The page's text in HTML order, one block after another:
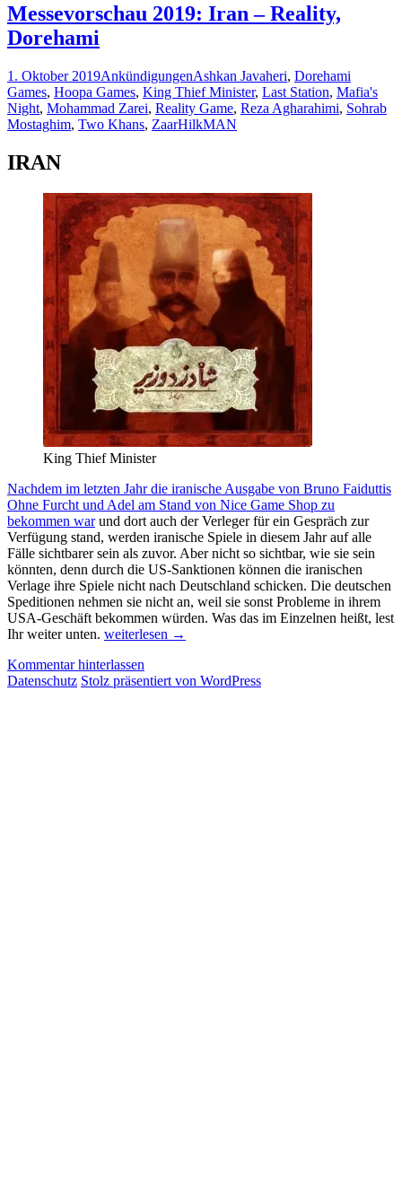
Farbood
Engareh/Reality
Game
Messevorschau 2019: Iran – Reality,
Dorehami
1. Oktober 2019AnkündigungenAshkan Javaheri, Dorehami
Games, Hoopa Games, King Thief Minister, Last Station, Mafia's
Night, Mohammad Zarei, Reality Game, Reza Agharahimi, Sohrab
Mostaghim, Two Khans, ZaarHilkMAN
IRAN
King Thief Minister
Nachdem im letzten Jahr die iranische Ausgabe von Bruno Faiduttis
Ohne Furcht und Adel am Stand von Nice Game Shop zu
bekommen warund dort auch der Verleger für ein Gespräch zur
Verfügung stand, werden iranische Spiele in diesem Jahr auf alle
Fälle sichtbarer sein als zuvor. Aber nicht so sichtbar, wie sie sein
könnten, denn durch die US-Sanktionen können die iranischen
Verlage ihre Spiele nicht nach Deutschland schicken. Die deutschen
Speditionen nehmen sie nicht an, weil sie sonst Probleme in ihrem
USA-Geschäft bekommen würden. Was das im Einzelnen heißt, lest
Ihr weiter unten. Messevorschau
Iran
–
weiterlesen →
Kommentar hinterlassen
Datenschutz Stolz präsentiert von WordPress